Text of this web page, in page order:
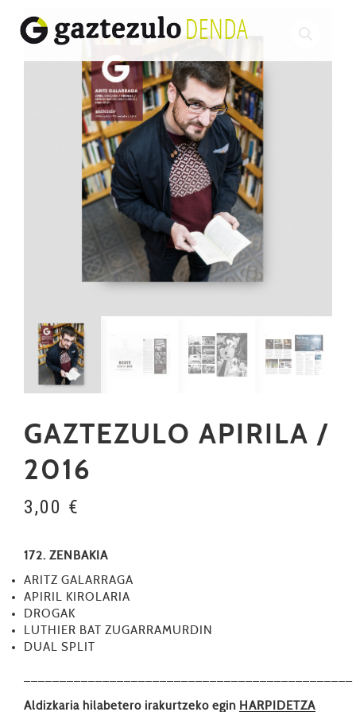
GAZTEZULO APIRILA /
2016
3,00 €
172. ZENBAKIA
ARITZ GALARRAGA
APIRIL KIROLARIA
DROGAK
LUTHIER BAT ZUGARRAMURDIN
DUAL SPLIT
––––––––––––––––––––––––––––––––––––––––––––––
Aldizkaria hilabetero irakurtzeko egin HARPIDETZA